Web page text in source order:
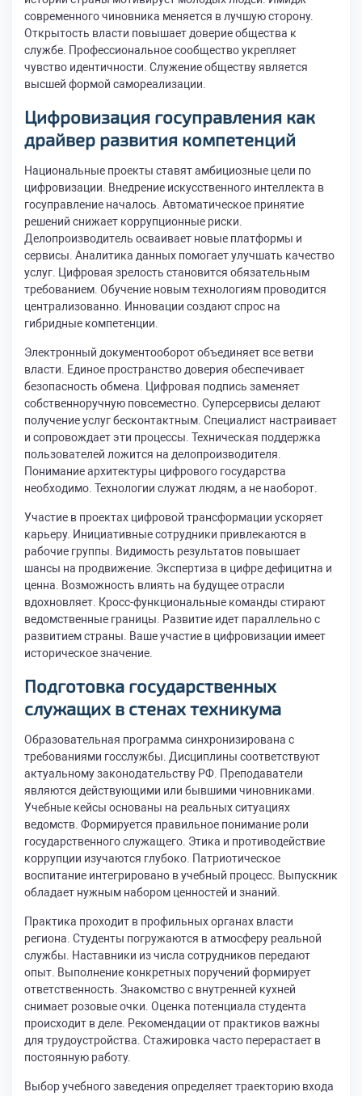
современного чиновника меняется в лучшую сторону.
Открытость власти повышает доверие общества к
службе. Профессиональное сообщество укрепляет
чувство идентичности. Служение обществу является
высшей формой самореализации.
Цифровизация госуправления как
драйвер развития компетенций
Национальные проекты ставят амбициозные цели по
цифровизации. Внедрение искусственного интеллекта в
госуправление началось. Автоматическое принятие
решений снижает коррупционные риски.
Делопроизводитель осваивает новые платформы и
сервисы. Аналитика данных помогает улучшать качество
услуг. Цифровая зрелость становится обязательным
требованием. Обучение новым технологиям проводится
централизованно. Инновации создают спрос на
гибридные компетенции.
Электронный документооборот объединяет все ветви
власти. Единое пространство доверия обеспечивает
безопасность обмена. Цифровая подпись заменяет
собственноручную повсеместно. Суперсервисы делают
получение услуг бесконтактным. Специалист настраивает
и сопровождает эти процессы. Техническая поддержка
пользователей ложится на делопроизводителя.
Понимание архитектуры цифрового государства
необходимо. Технологии служат людям, а не наоборот.
Участие в проектах цифровой трансформации ускоряет
карьеру. Инициативные сотрудники привлекаются в
рабочие группы. Видимость результатов повышает
шансы на продвижение. Экспертиза в цифре дефицитна и
ценна. Возможность влиять на будущее отрасли
вдохновляет. Кросс-функциональные команды стирают
ведомственные границы. Развитие идет параллельно с
развитием страны. Ваше участие в цифровизации имеет
историческое значение.
Подготовка государственных
служащих в стенах техникума
Образовательная программа синхронизирована с
требованиями госслужбы. Дисциплины соответствуют
актуальному законодательству РФ. Преподаватели
являются действующими или бывшими чиновниками.
Учебные кейсы основаны на реальных ситуациях
ведомств. Формируется правильное понимание роли
государственного служащего. Этика и противодействие
коррупции изучаются глубоко. Патриотическое
воспитание интегрировано в учебный процесс. Выпускник
обладает нужным набором ценностей и знаний.
Практика проходит в профильных органах власти
региона. Студенты погружаются в атмосферу реальной
службы. Наставники из числа сотрудников передают
опыт. Выполнение конкретных поручений формирует
ответственность. Знакомство с внутренней кухней
снимает розовые очки. Оценка потенциала студента
происходит в деле. Рекомендации от практиков важны
для трудоустройства. Стажировка часто перерастает в
постоянную работу.
Выбор учебного заведения определяет траекторию входа